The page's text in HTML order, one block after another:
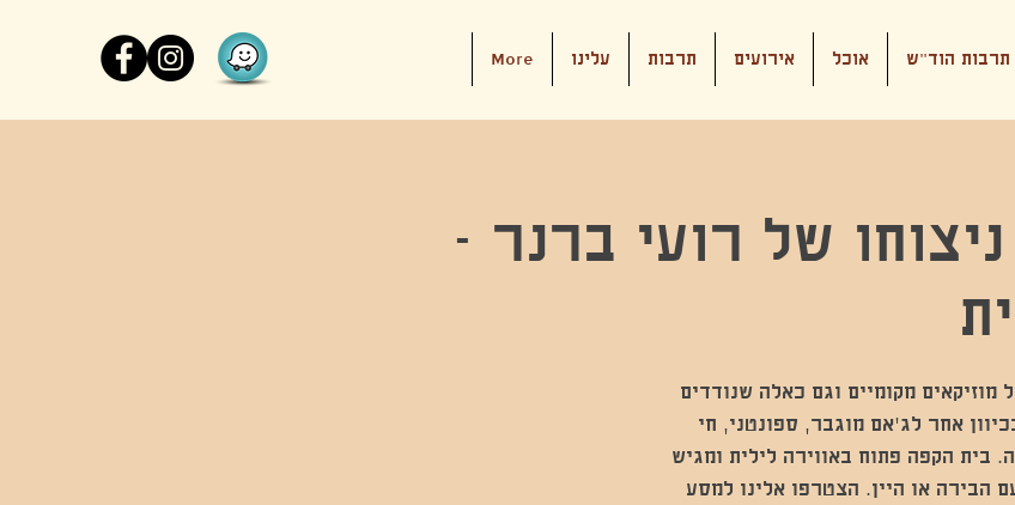
תרבות הוד"ש אוכל אירועים תרבות עלינו More
של רועי ברנר -
מקומיים וגם כאלה שנודדים
אחר לג'אם מוגבר, ספונטני, חי
בית הקפה פתוח באווירה לילית ומגיש
הבירה או היין. הצטרפו אלינו למסע